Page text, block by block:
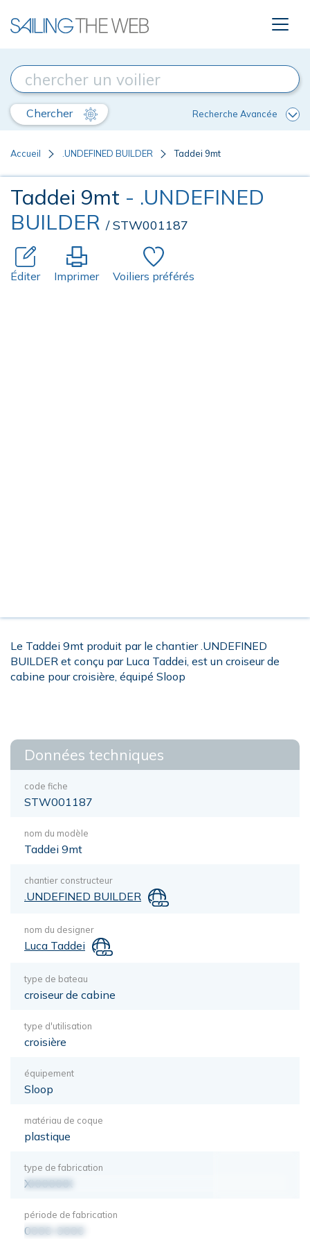
Chercher Recherche Avancée
Accueil .UNDEFINED BUILDER Taddei 9mt
Taddei 9mt - .UNDEFINED
BUILDER / STW001187
Éditer Imprimer Voiliers préférés
Le Taddei 9mt produit par le chantier .UNDEFINED
BUILDER et conçu par Luca Taddei, est un croiseur de
cabine pour croisière, équipé Sloop
Données techniques
code fiche
STW001187
nom du modèle
Taddei 9mt
chantier constructeur
.UNDEFINED BUILDER
nom du designer
Luca Taddei
type de bateau
croiseur de cabine
type d'utilisation
croisière
équipement
Sloop
matériau de coque
plastique
type de fabrication
XXXXXXX
période de fabrication
0000-0000